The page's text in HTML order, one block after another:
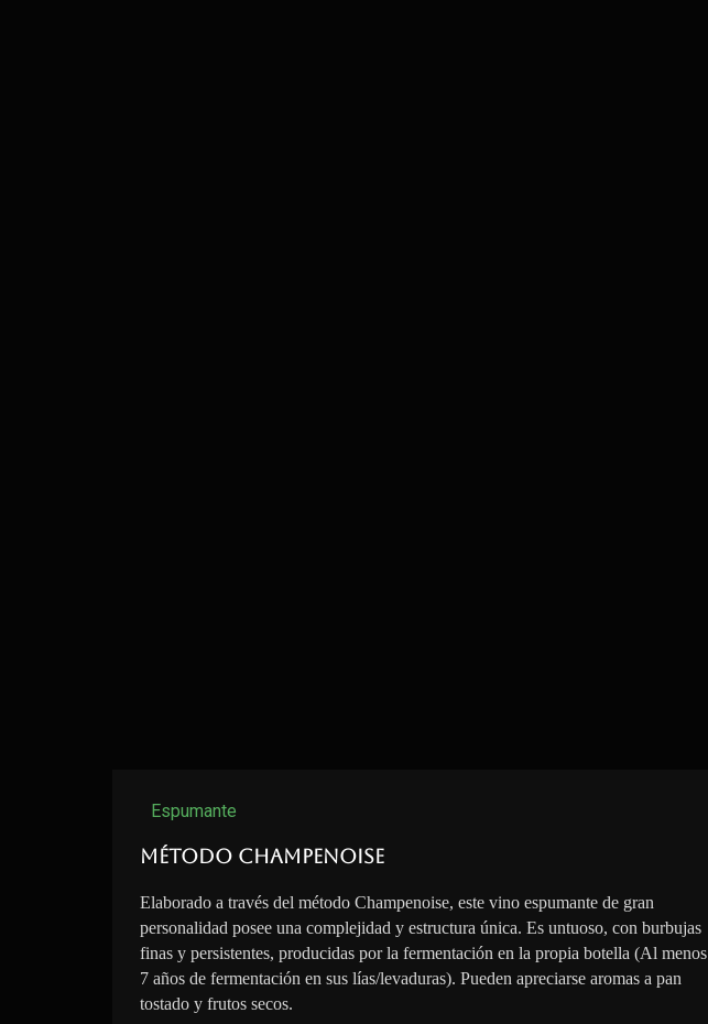
Espumante
Método Champenoise
Elaborado a través del método Champenoise, este vino espumante de gran
personalidad posee una complejidad y estructura única. Es untuoso, con burbujas
finas y persistentes, producidas por la fermentación en la propia botella (Al menos
7 años de fermentación en sus lías/levaduras). Pueden apreciarse aromas a pan
tostado y frutos secos.